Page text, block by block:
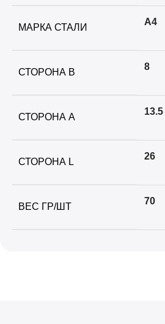
МАРКА СТАЛИ
А4
СТОРОНА B
8
СТОРОНА А
13.5
СТОРОНА L
26
ВЕС ГР/ШТ
70